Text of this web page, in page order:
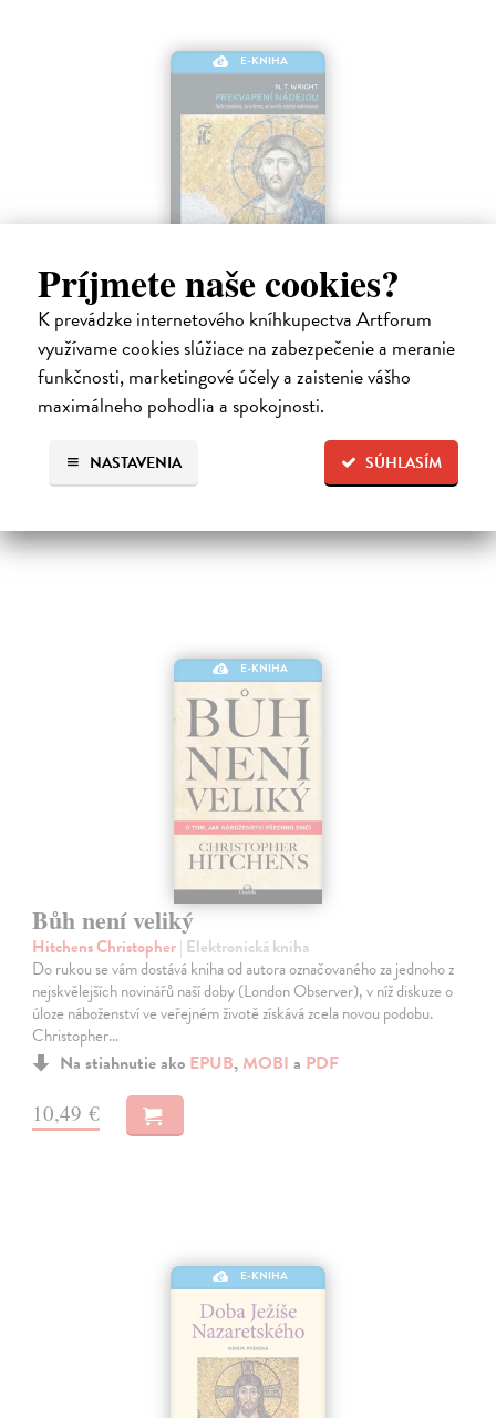
Príjmete naše cookies?
K prevádzke internetového kníhkupectva Artforum
využívame cookies slúžiace na zabezpečenie a meranie
funkčnosti, marketingové účely a zaistenie vášho
maximálneho pohodlia a spokojnosti.
SÚHLASÍM
NASTAVENIA
E-KNIHA
Prekvapení nádejou
Wright N.T.
| Elektronická kniha
Mnohí ľudia takmer zabudli, čo vzkriesenie naozaj znamená a zamenili
túto konečnú a pevnú nádej za vágne a hmlisté predstavy o
„posmrtnom“ živote. Ty?m sa však z nášho života stráca nielen
Na stiahnutie ako
E-KNIHA
Bůh není veliký
Hitchens Christopher| Elektronická kniha
Do rukou se vám dostává kniha od autora označovaného za jednoho z
nejskvělejších novinářů naší doby (London Observer), v níž diskuze o
úloze náboženství ve veřejném životě získává zcela novou podobu.
Christopher…
Na stiahnutie ako EPUB, MOBI a PDF
10,49 €
E-KNIHA